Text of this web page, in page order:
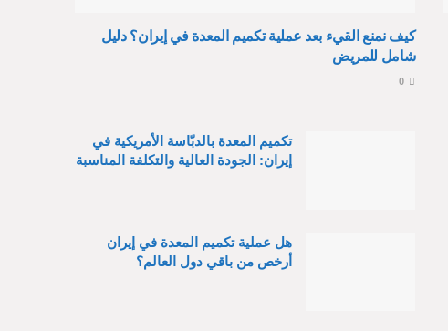
كيف نمنع القيء بعد عملية تكميم المعدة في إيران؟ دليل
شامل للمريض
تكميم المعدة بالدبّاسة الأمريكية في
إيران: الجودة العالية والتكلفة المناسبة
هل عملية تكميم المعدة في إيران
أرخص من باقي دول العالم؟